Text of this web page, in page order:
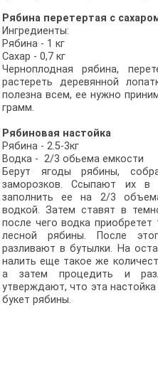
Рябина перетертая с
Ингредиенты:
Рябина - 1 кг
Сахар - 0,7 кг
Черноплодная рябина,
растереть деревянной
полезна всем, ее нужно
грамм.
Рябиновая настойка
Рябина - 2.5-3кг
Водка - 2/3 обьема емкости
Берут ягоды рябины,
заморозков. Ссыпают их
заполнить ее на 2/3
водкой. Затем ставят в
после чего водка
лесной рябины. После
разливают в бутылки. На
налить еще такое же
а затем процедить и
утверждают, что эта
букет рябины.